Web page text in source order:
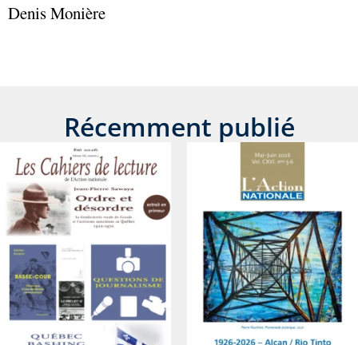
Denis Monière
Récemment publié